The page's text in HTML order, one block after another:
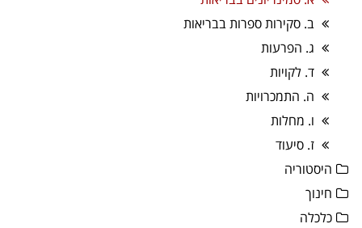
ב. סקירות ספרות בבריאות
ג. הפרעות
ד. לקויות
ה. התמכרויות
ו. מחלות
ז. סיעוד
היסטוריה
חינוך
כלכלה